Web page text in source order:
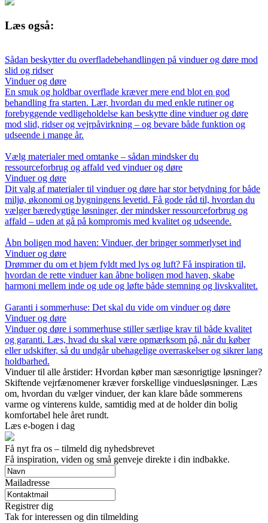
Læs også:
Sådan beskytter du overfladebehandlingen på vinduer og døre mod
slid og ridser
Vinduer og døre
En smuk og holdbar overflade kræver mere end blot en god
behandling fra starten. Lær, hvordan du med enkle rutiner og
forebyggende vedligeholdelse kan beskytte dine vinduer og døre
mod slid, ridser og vejrpåvirkning – og bevare både funktion og
udseende i mange år.
Vælg materialer med omtanke – sådan mindsker du
ressourceforbrug og affald ved vinduer og døre
Vinduer og døre
Dit valg af materialer til vinduer og døre har stor betydning for både
miljø, økonomi og bygningens levetid. Få gode råd til, hvordan du
vælger bæredygtige løsninger, der mindsker ressourceforbrug og
affald – uden at gå på kompromis med kvalitet og udseende.
Åbn boligen mod haven: Vinduer, der bringer sommerlyset ind
Vinduer og døre
Drømmer du om et hjem fyldt med lys og luft? Få inspiration til,
hvordan de rette vinduer kan åbne boligen mod haven, skabe
harmoni mellem inde og ude og løfte både stemning og livskvalitet.
Garanti i sommerhuse: Det skal du vide om vinduer og døre
Vinduer og døre
Vinduer og døre i sommerhuse stiller særlige krav til både kvalitet
og garanti. Læs, hvad du skal være opmærksom på, når du køber
eller udskifter, så du undgår ubehagelige overraskelser og sikrer lang
holdbarhed.
Vinduer til alle årstider: Hvordan køber man sæsonrigtige løsninger?
Skiftende vejrfænomener kræver forskellige vinduesløsninger. Læs
om, hvordan du vælger vinduer, der kan klare både sommerens
varme og vinterens kulde, samtidig med at de holder din bolig
komfortabel hele året rundt.
Læs e-bogen i dag
Få nyt fra os – tilmeld dig nyhedsbrevet
Få inspiration, viden og små genveje direkte i din indbakke.
Mailadresse
Registrer dig
Tak for interessen og din tilmelding